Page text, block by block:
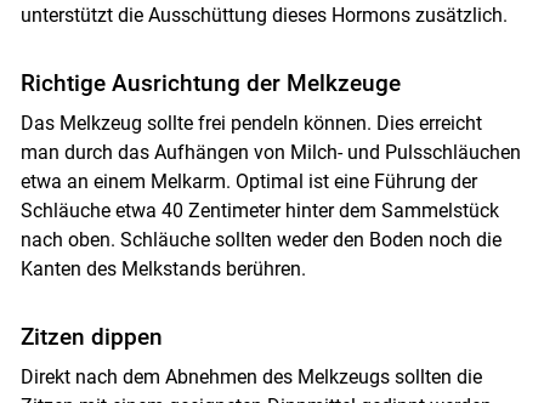
unterstützt die Ausschüttung dieses Hormons zusätzlich.
Richtige ­Ausrichtung der Melkzeuge
Das Melkzeug sollte frei pendeln können. Dies erreicht
man durch das Aufhängen von Milch- und Pulsschläuchen
etwa an einem Melkarm. Optimal ist eine Führung der
Schläuche etwa 40 Zentimeter hinter dem Sammelstück
nach oben. Schläuche sollten weder den Boden noch die
Kanten des Melkstands berühren.
Zitzen dippen
Direkt nach dem Abnehmen des Melkzeugs sollten die